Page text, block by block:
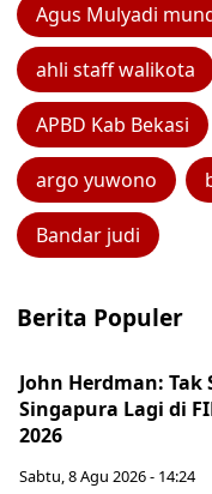
Agus Mulyadi
ahli staff walikota
APBD Kab Bekasi
argo yuwono
Bandar judi
Berita Populer
John Herdman: Tak
Singapura Lagi di
2026
Sabtu, 8 Agu 2026 - 14:24